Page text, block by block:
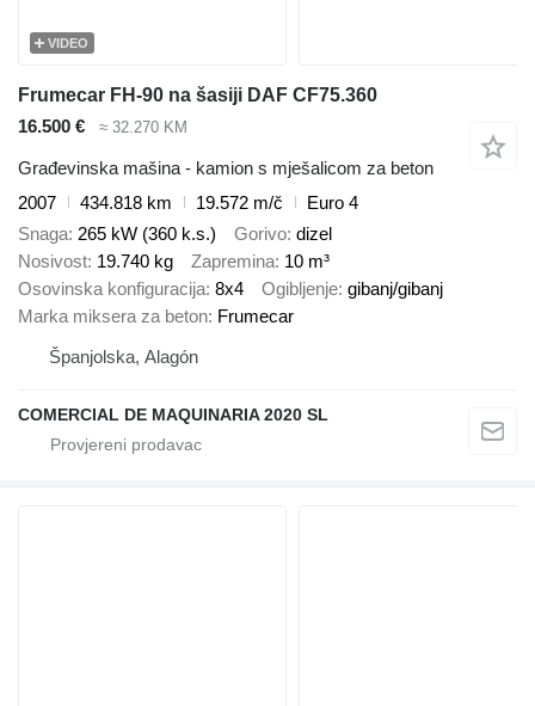
VIDEO
Frumecar FH-90 na šasiji DAF CF75.360
16.500 €
≈ 32.270 KM
Građevinska mašina - kamion s mješalicom za beton
2007
434.818 km 19.572 m/č
Euro 4
Snaga 265 kW (360 k.s.) Gorivo dizel
Nosivost 19.740 kg Zapremina 10 m³
Osovinska konfiguracija 8x4 Ogibljenje gibanj/gibanj
Marka miksera za beton Frumecar
Španjolska, Alagón
COMERCIAL DE MAQUINARIA 2020 SL